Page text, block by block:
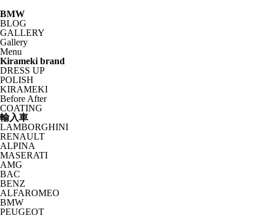
BMW
BLOG
GALLERY
Gallery
Menu
Kirameki brand
DRESS UP
POLISH
KIRAMEKI
Before After
COATING
輸入車
LAMBORGHINI
RENAULT
ALPINA
MASERATI
AMG
BAC
BENZ
ALFAROMEO
BMW
PEUGEOT